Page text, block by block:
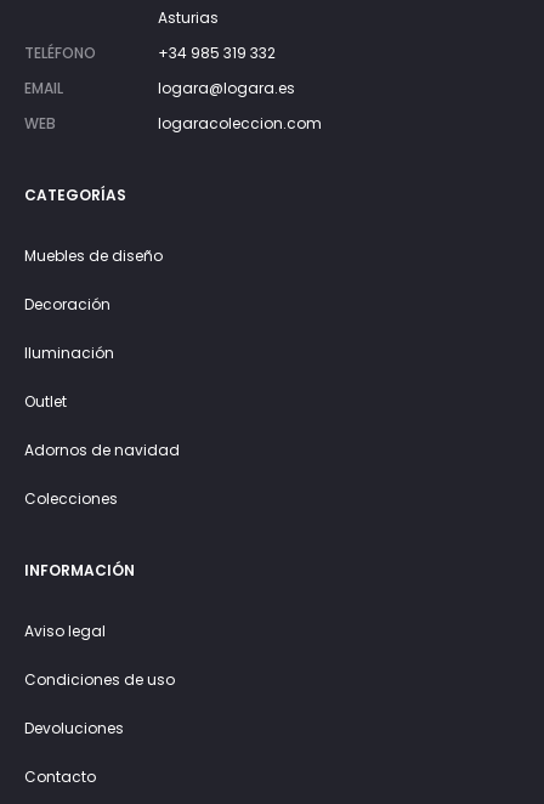
Asturias
TELÉFONO
+34 985 319 332
EMAIL
logara@logara.es
WEB
logaracoleccion.com
CATEGORÍAS
Muebles de diseño
Decoración
Iluminación
Outlet
Adornos de navidad
Colecciones
INFORMACIÓN
Aviso legal
Condiciones de uso
Devoluciones
Contacto